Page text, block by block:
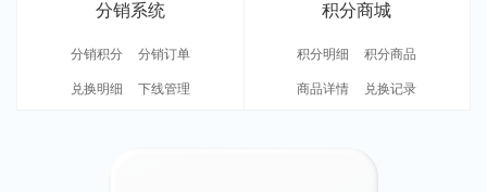
分销系统
分销积分
分销订单
兑换明细
下线管理
积分商城
积分明细
积分商品
商品详情
兑换记录